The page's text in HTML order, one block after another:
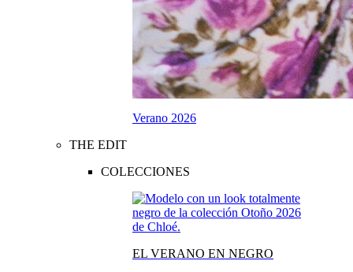
Verano 2026
THE EDIT
COLECCIONES
EL VERANO EN NEGRO